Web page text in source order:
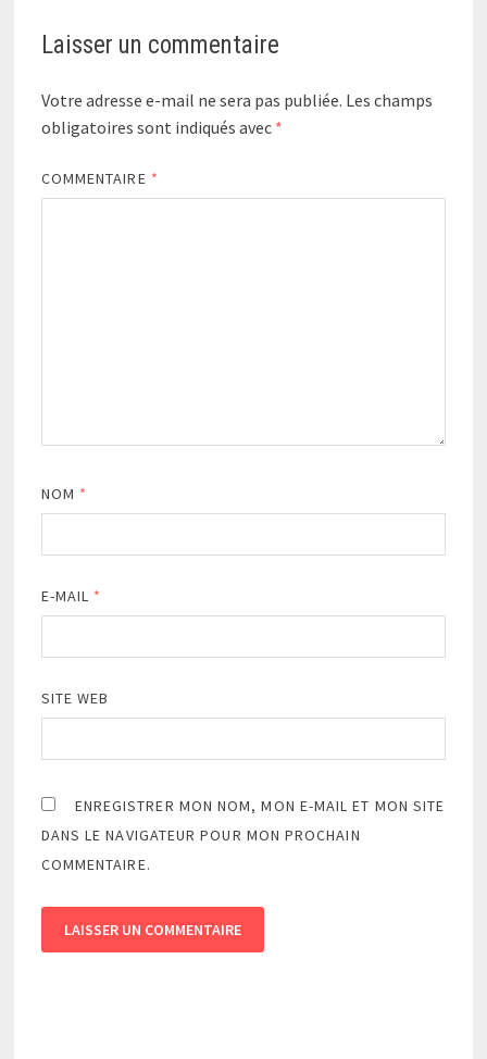
Laisser un commentaire
Votre adresse e-mail ne sera pas publiée. Les champs
obligatoires sont indiqués avec *
COMMENTAIRE *
NOM *
E-MAIL *
SITE WEB
ENREGISTRER MON NOM, MON E-MAIL ET MON SITE
DANS LE NAVIGATEUR POUR MON PROCHAIN
COMMENTAIRE.